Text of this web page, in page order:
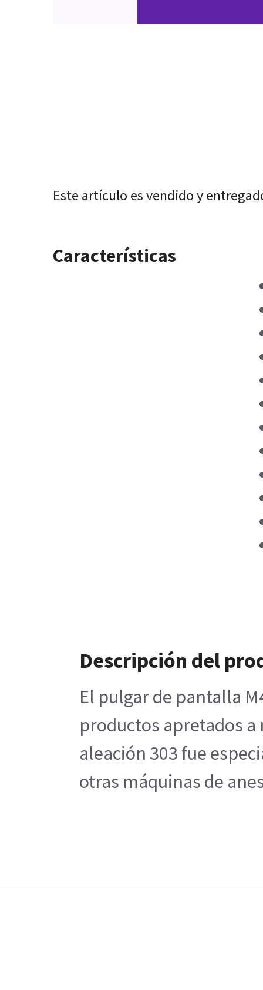
Este artículo es vendido y
Características
Descripción del
El pulgar de pantalla
productos apretados a
aleación 303 fue
otras máquinas de